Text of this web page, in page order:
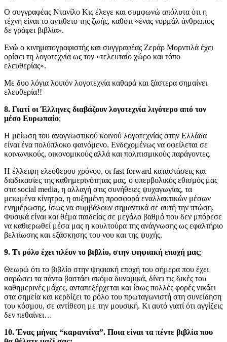
O συγγραφέας Ντανίλο Κις έλεγε και συμφωνώ απόλυτα ότι η
τέχνη είναι το αντίθετο της ζωής, καθότι «ένας νορμάλ άνθρωπος
δε γράφει βιβλία».
Ενώ ο κινηματογραφιστής και συγγραφέας Ζεράρ Μορντιλά έχει
ορίσει τη λογοτεχνία ως τον «τελευταίο χώρο και τόπο
ελευθερίας».
Με δυο λόγια λοιπόν λογοτεχνία καθαρά και ξάστερα σημαίνει
ελευθερία!!
8. Γιατί οι Έλληνες διαβάζουν λογοτεχνία λιγότερο από τον
μέσο Ευρωπαίο;
Η μείωση του αναγνωστικού κοινού λογοτεχνίας στην Ελλάδα
είναι ένα πολύπλοκο φαινόμενο. Ενδεχομένως να οφείλεται σε
κοινωνικούς, οικονομικούς αλλά και πολιτισμικούς παράγοντες.
Η έλλειψη ελεύθερου χρόνου, οι fast forward καταστάσεις και
διαδικασίες της καθημερινότητας μας, ο υπερβολικός εθισμός μας
στα social media, η αλλαγή στις συνήθειες ψυχαγωγίας, τα
μειωμένα κίνητρα, η αυξημένη προσφορά εναλλακτικών μέσων
ενημέρωσης, ίσως να συμβάλουν σημαντικά σε αυτή την πτώση.
Φυσικά είναι και θέμα παιδείας σε μεγάλο βαθμό που δεν μπόρεσε
να καθιερωθεί μέσα μας η κουλτούρα της ανάγνωσης ως εφαλτήριο
βελτίωσης και εξάσκησης του νου και της ψυχής.
9. Τι ρόλο έχει πλέον το βιβλίο, στην ψηφιακή εποχή μας;
Θεωρώ ότι το βιβλίο στην ψηφιακή εποχή του σήμερα που έχει
σαρώσει τα πάντα βαστάει ακόμα δυναμικά, δίνει τις δικές του
καθημερινές μάχες, ανταπεξέρχεται και ίσως πολλές φορές νικάει
στα σημεία και κερδίζει το ρόλο του πρωταγωνιστή στη συνείδηση
του κόσμου, σε αντίθεση με την μουσική. Κι αυτό γιατί ότι αγγίζεις
δεν πεθαίνει…
10. Ένας μήνας “καραντίνα”. Ποια είναι τα πέντε βιβλία που